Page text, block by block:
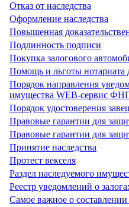
Отказ от наследства
Оформление наследства
Повышенная
Подлинность подписи
Покупка залогового
Помощь и льготы нотариата
Порядок направления
имущества WEB-сервис
Порядок удостоверения
Правовые гарантии для
Правовые гарантии для
Принятие наследства
Протест векселя
Раздел наследуемого
Реестр уведомлений о
Самое важное о